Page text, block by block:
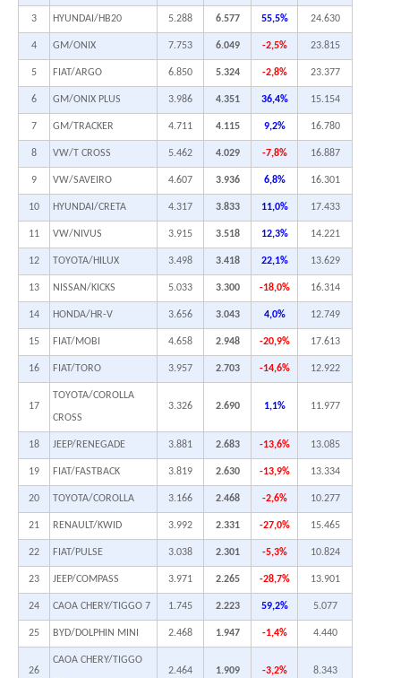
3 HYUNDAI/HB20 5.288 6.577 55,5% 24.630
4 GM/ONIX 7.753 6.049 -2,5% 23.815
5 FIAT/ARGO 6.850 5.324 -2,8% 23.377
6 GM/ONIX PLUS 3.986 4.351 36,4% 15.154
7 GM/TRACKER 4.711 4.115 9,2% 16.780
8 VW/T CROSS 5.462 4.029 -7,8% 16.887
9 VW/SAVEIRO 4.607 3.936 6,8% 16.301
10 HYUNDAI/CRETA 4.317 3.833 11,0% 17.433
11 VW/NIVUS 3.915 3.518 12,3% 14.221
12 TOYOTA/HILUX 3.498 3.418 22,1% 13.629
13 NISSAN/KICKS 5.033 3.300 -18,0% 16.314
14 HONDA/HR-V 3.656 3.043 4,0% 12.749
15 FIAT/MOBI 4.658 2.948 -20,9% 17.613
16 FIAT/TORO 3.957 2.703 -14,6% 12.922
17
TOYOTA/COROLLA
CROSS
3.326 2.690 1,1% 11.977
18 JEEP/RENEGADE 3.881 2.683 -13,6% 13.085
19 FIAT/FASTBACK 3.819 2.630 -13,9% 13.334
20 TOYOTA/COROLLA 3.166 2.468 -2,6% 10.277
21 RENAULT/KWID 3.992 2.331 -27,0% 15.465
22 FIAT/PULSE 3.038 2.301 -5,3% 10.824
23 JEEP/COMPASS 3.971 2.265 -28,7% 13.901
24 CAOA CHERY/TIGGO 7 1.745 2.223 59,2% 5.077
25 BYD/DOLPHIN MINI 2.468 1.947 -1,4% 4.440
26
CAOA CHERY/TIGGO
2.464 1.909 -3,2% 8.343